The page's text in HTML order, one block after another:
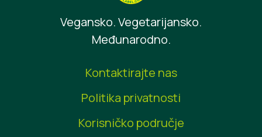
Vegansko. Vegetarijansko.
Međunarodno.
Kontaktirajte nas
Politika privatnosti
Korisničko područje